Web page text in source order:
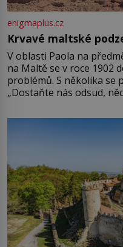
enigmaplus.cz
Krvavé maltské
V oblasti Paola na
na Maltě se v roce 1902
problémů. S několika se
„Dostaňte nás odsud,